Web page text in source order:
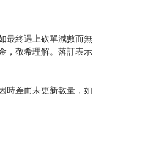
最終遇上砍單減數而無
，敬希理解。落訂表示
時差而未更新數量，如